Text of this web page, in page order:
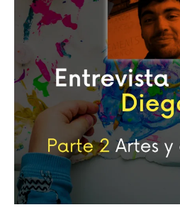
2
Las
artes
la
educación